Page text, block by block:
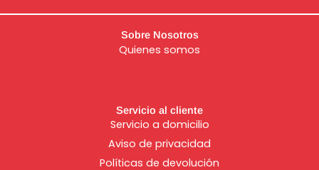
Sobre Nosotros
Quienes somos
Servicio al cliente
Servicio a domicilio
Aviso de privacidad
Políticas de devolución